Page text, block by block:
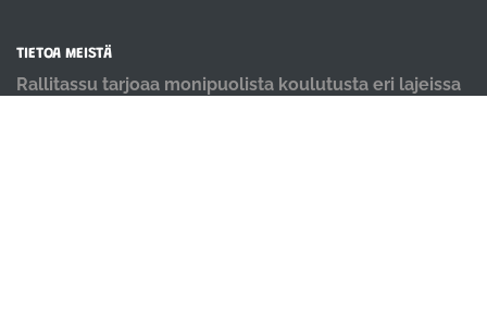
TIETOA MEISTÄ
Rallitassu tarjoaa monipuolista koulutusta eri lajeissa